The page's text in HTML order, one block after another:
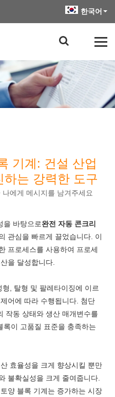
한국어
기계: 건설 산업
하는 강력한 도구
나에게 메시지를 남겨주세요
을 바탕으로완전 자동 콘크리
관심을 빠르게 끌었습니다. 이
프로세스를 사용하여 프로세
을 달성합니다.
, 탈형 및 팔레타이징에 이르
어에 따라 수행됩니다. 첨단
작동 상태와 생산 매개변수를
록이 고품질 표준을 충족하는
효율성을 크게 향상시킬 뿐만
불확실성을 크게 줄여줍니다.
양 블록 기계는 증가하는 시장